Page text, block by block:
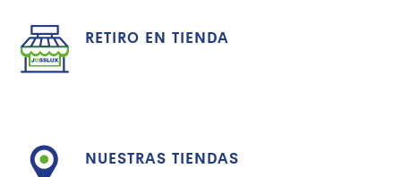
RETIRO EN TIENDA
NUESTRAS TIENDAS